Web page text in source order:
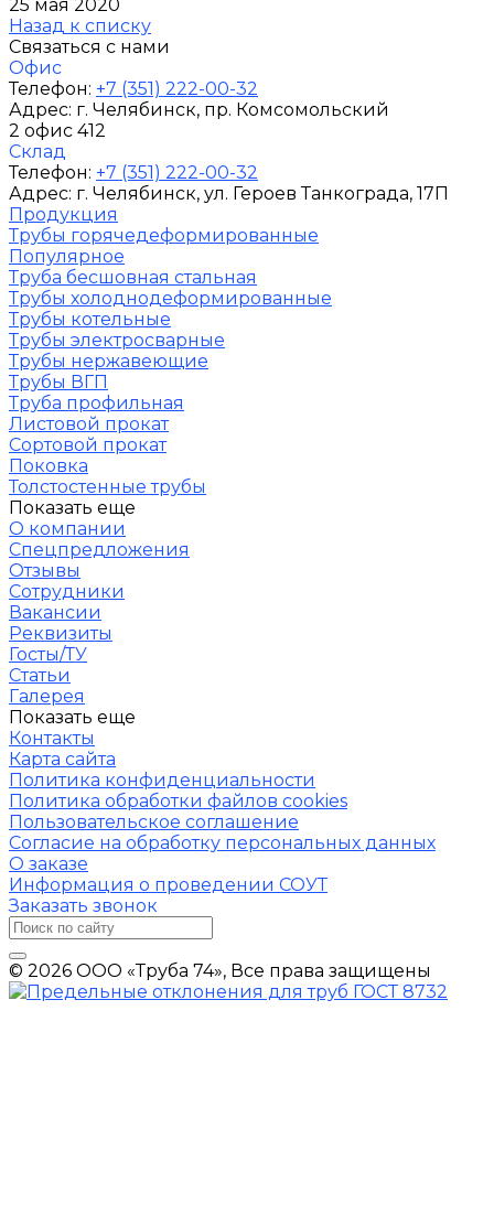
25 мая 2020
Назад к списку
Связаться с нами
Офис
Телефон: +7 (351) 222-00-32
Адрес: г. Челябинск, пр. Комсомольский
2 офис 412
Склад
Телефон: +7 (351) 222-00-32
Адрес: г. Челябинск, ул. Героев Танкограда, 17П
Продукция
Трубы горячедеформированные
Популярное
Труба бесшовная стальная
Трубы холоднодеформированные
Трубы котельные
Трубы электросварные
Трубы нержавеющие
Трубы ВГП
Труба профильная
Листовой прокат
Сортовой прокат
Поковка
Толстостенные трубы
Показать еще
О компании
Спецпредложения
Отзывы
Сотрудники
Вакансии
Реквизиты
Госты/ТУ
Статьи
Галерея
Показать еще
Контакты
Карта сайта
Политика конфиденциальности
Политика обработки файлов cookies
Пользовательское соглашение
Согласие на обработку персональных данных
О заказе
Информация о проведении СОУТ
Заказать звонок
© 2026 ООО «Труба 74», Все права защищены